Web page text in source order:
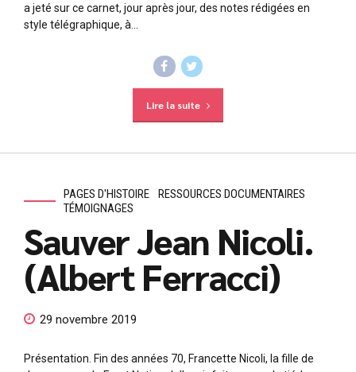
a jeté sur ce carnet, jour après jour, des notes rédigées en
style télégraphique, à...
Lire la suite
PAGES D'HISTOIRE
RESSOURCES DOCUMENTAIRES
TÉMOIGNAGES
Sauver Jean Nicoli.
(Albert Ferracci)
29 novembre 2019
Présentation. Fin des années 70, Francette Nicoli, la fille de